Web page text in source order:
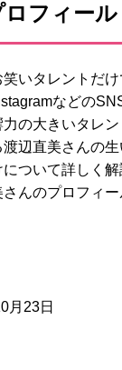
フィール
いタレントだ
などの
の大きいタレン
辺直美さんの
ついて詳しく解
んのプロフィ
月23日